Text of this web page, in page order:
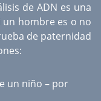
de ADN es una
hombre es o no
de paternidad
un niño – por